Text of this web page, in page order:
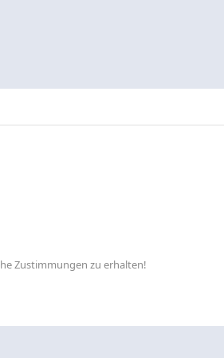
Zustimmungen zu erhalten!